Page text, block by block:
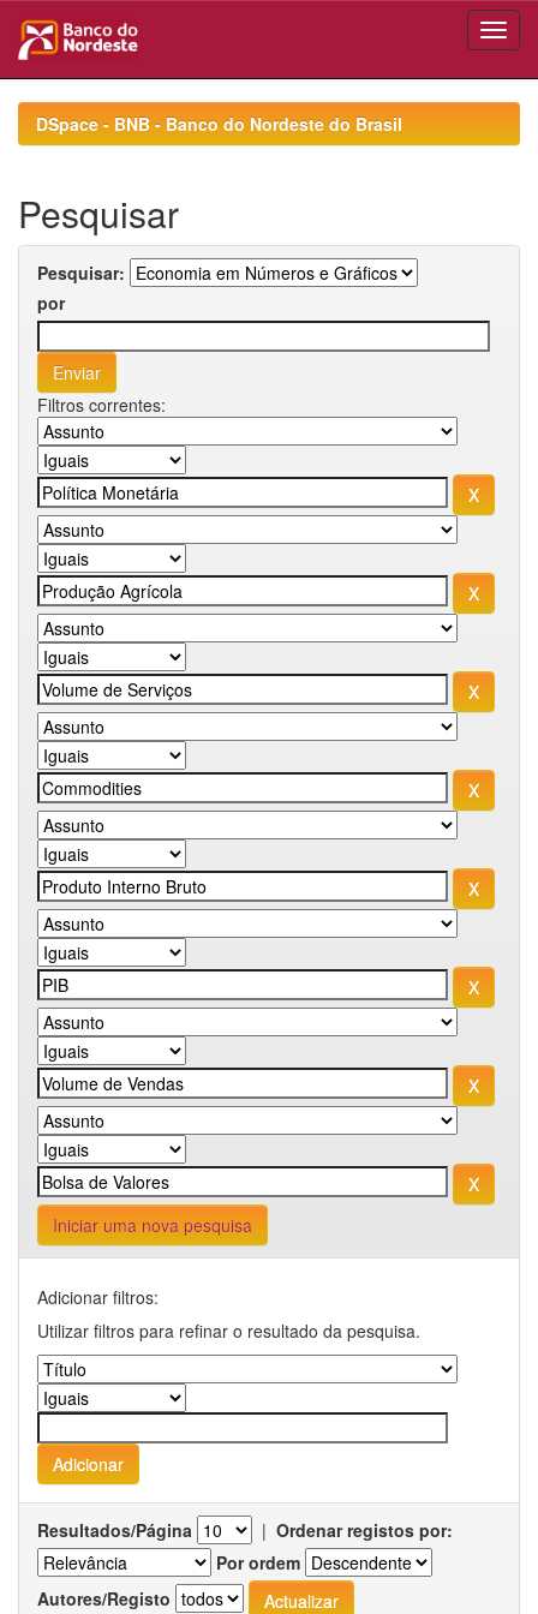
navigationDSpace - BNB - Banco do Nordeste do Brasil
Pesquisar
Pesquisar:
por
Filtros correntes:
Iniciar uma nova pesquisa
Adicionar filtros:
Utilizar filtros para refinar o resultado da pesquisa.
Resultados/Página | Ordenar registos por:
Por ordem
Autores/Registo